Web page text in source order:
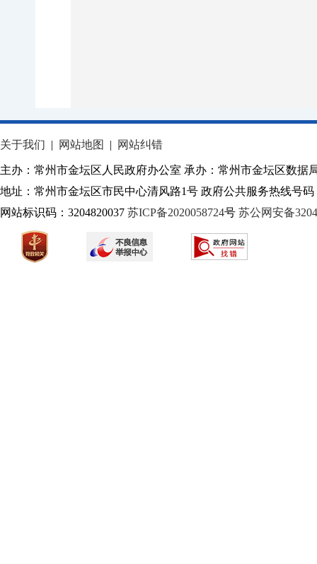
关于我们 | 网站地图 | 网站纠错
主办：常州市金坛区人民政府办公室 承办：常州市金坛区数据
地址：常州市金坛区市民中心清风路1号 政府公共服务热线号码
网站标识码：3204820037 苏ICP备2020058724号 苏公网安备